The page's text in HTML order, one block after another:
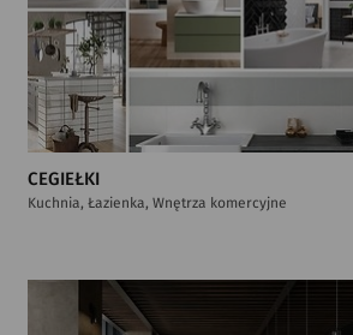
CEGIEŁKI
Kuchnia, Łazienka, Wnętrza komercyjne